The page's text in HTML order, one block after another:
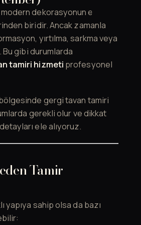
dekorasyonun en çok
biridir. Ancak zamanla
yırtılma, sarkma veya
Bu gibi durumlarda
tamiri hizmeti profesyonel
gergi tavan tamiri
gerekli olur ve dikkat
ele alıyoruz.
Tamir
yapıya sahip olsa da bazı